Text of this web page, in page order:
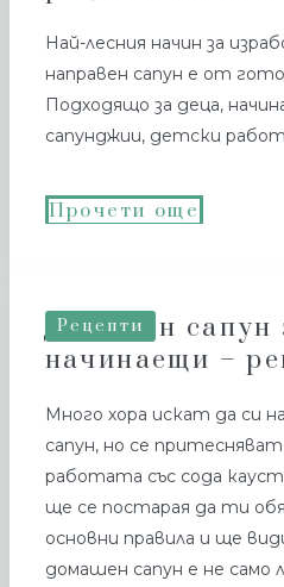
Най-лесния начин за
направен сапун е от
Подходящо за деца,
сапунджии, детски
Прочети още
Рецепти
Домашен сапун
начинаещи –
Много хора искат да си
сапун, но се
работата със сода
ще се постарая да ти
основни правила и ще
домашен сапун е не само